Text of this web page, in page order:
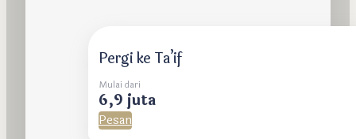
Pergi ke Ta’if
Mulai dari
6,9 juta
Pesan